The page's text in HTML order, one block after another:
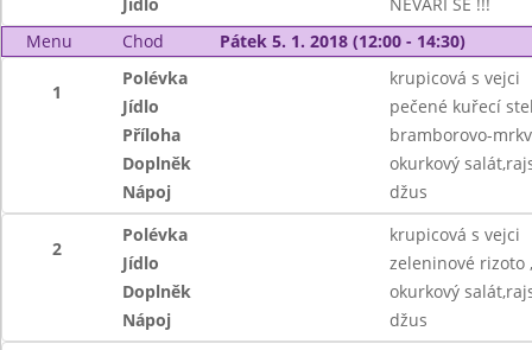
Menu
Chod Pátek 5. 1. 2018 (12:00 - 14:30)
1
Polévka
krupicová s vejci
Jídlo
pečené kuřecí
Příloha
bramborovo-
Doplněk
okurkový
Nápoj
džus
2
Polévka
krupicová s vejci
Jídlo
zeleninové rizoto
Doplněk
okurkový
Nápoj
džus